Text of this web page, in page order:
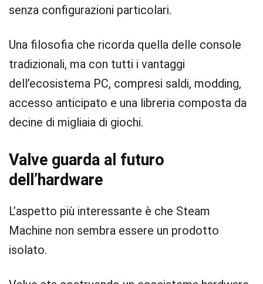
senza configurazioni particolari.
Una filosofia che ricorda quella delle console
tradizionali, ma con tutti i vantaggi
dell’ecosistema PC, compresi saldi, modding,
accesso anticipato e una libreria composta da
decine di migliaia di giochi.
Valve guarda al futuro
dell’hardware
L’aspetto più interessante è che Steam
Machine non sembra essere un prodotto
isolato.